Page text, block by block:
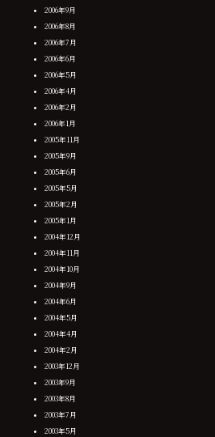
2006年9月
2006年8月
2006年7月
2006年6月
2006年5月
2006年4月
2006年2月
2006年1月
2005年11月
2005年9月
2005年6月
2005年5月
2005年2月
2005年1月
2004年12月
2004年11月
2004年10月
2004年9月
2004年6月
2004年5月
2004年4月
2004年2月
2003年12月
2003年9月
2003年8月
2003年7月
2003年5月